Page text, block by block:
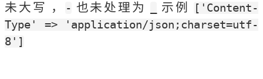
未大写 ，
- 也未处理为 示例
['Content-
Type' => 'application/json;charset=utf-
8']